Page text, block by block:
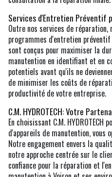
Services d'Entretien Préventif
Outre nos services de réparation,
programmes d'entretien
sont conçus pour maximiser la
manutention en identifiant et en
potentiels avant qu'ils ne
de minimiser les coûts de
productivité de votre entreprise.
C.M. HYDROTECH: Votre
En choisissant C.M. HYDROTECH
d'appareils de manutention,
Notre engagement envers la
notre approche centrée sur le
confiance pour la réparation et